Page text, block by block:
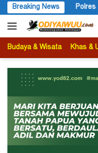
Langsung
ke
konten
Breaking News
Polres Jayapura
Budaya & Wisata Khas &